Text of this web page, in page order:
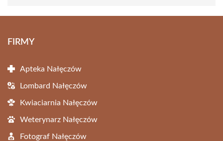
FIRMY
Apteka Nałęczów
Lombard Nałęczów
Kwiaciarnia Nałęczów
Weterynarz Nałęczów
Fotograf Nałęczów